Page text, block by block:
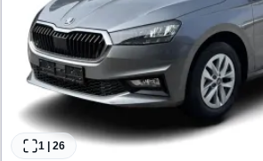
1 26